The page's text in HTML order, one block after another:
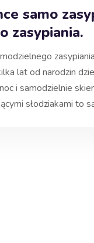
samo
zasypiania.
lat od narodzin
i samodzielnie
słodziakami to